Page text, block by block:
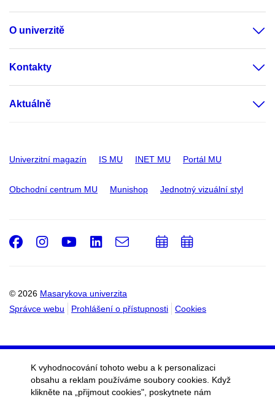
O univerzitě
Kontakty
Aktuálně
Univerzitní magazín IS MU INET MU Portál MU
Obchodní centrum MU Munishop Jednotný vizuální styl
© 2026 Masarykova univerzita
Správce webu
Prohlášení o přístupnosti Cookies
Facebook
Instagram
Youtube
LinkedIn
e-
PřidatPřidat
K vyhodnocování tohoto webu a k personalizaci
obsahu a reklam používáme soubory cookies. Když
klikněte na „přijmout cookies", poskytnete nám